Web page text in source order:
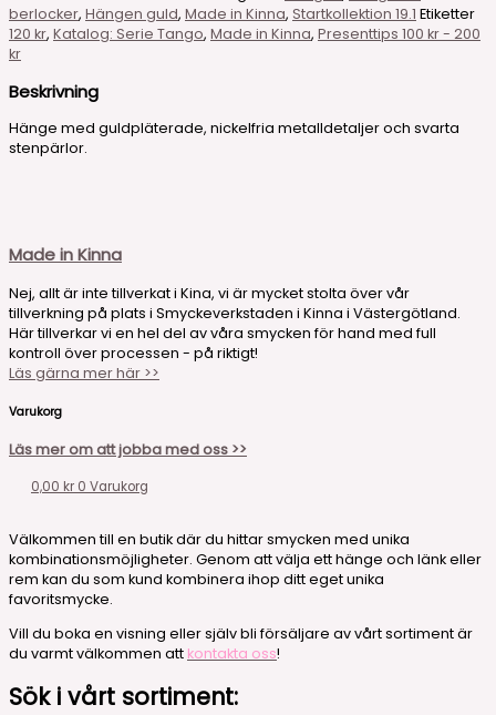
berlocker, Hängen guld, Made in Kinna, Startkollektion 19.1 Etiketter
120 kr, Katalog: Serie Tango, Made in Kinna, Presenttips 100 kr - 200
kr
Beskrivning
Hänge med guldpläterade, nickelfria metalldetaljer och svarta
stenpärlor.
Made in Kinna
Nej, allt är inte tillverkat i Kina, vi är mycket stolta över vår
tillverkning på plats i Smyckeverkstaden i Kinna i Västergötland.
Här tillverkar vi en hel del av våra smycken för hand med full
kontroll över processen - på riktigt!
Läs gärna mer här >>
Varukorg
Läs mer om att jobba med oss >>
0,00 kr 0 Varukorg
Välkommen till en butik där du hittar smycken med unika
kombinationsmöjligheter. Genom att välja ett hänge och länk eller
rem kan du som kund kombinera ihop ditt eget unika
favoritsmycke.
Vill du boka en visning eller själv bli försäljare av vårt sortiment är
du varmt välkommen att kontakta oss!
Sök i vårt sortiment: